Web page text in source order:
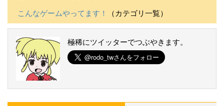
こんなゲームやってます！ （カテゴリ一覧）
極稀にツイッターでつぶやきます。